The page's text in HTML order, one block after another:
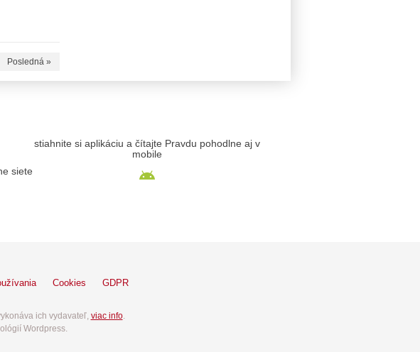
Posledná »
siete
stiahnite si aplikáciu a čítajte Pravdu pohodlne aj v
mobile
Cookies GDPR
ich vydavateľ, viac info.
Wordpress.